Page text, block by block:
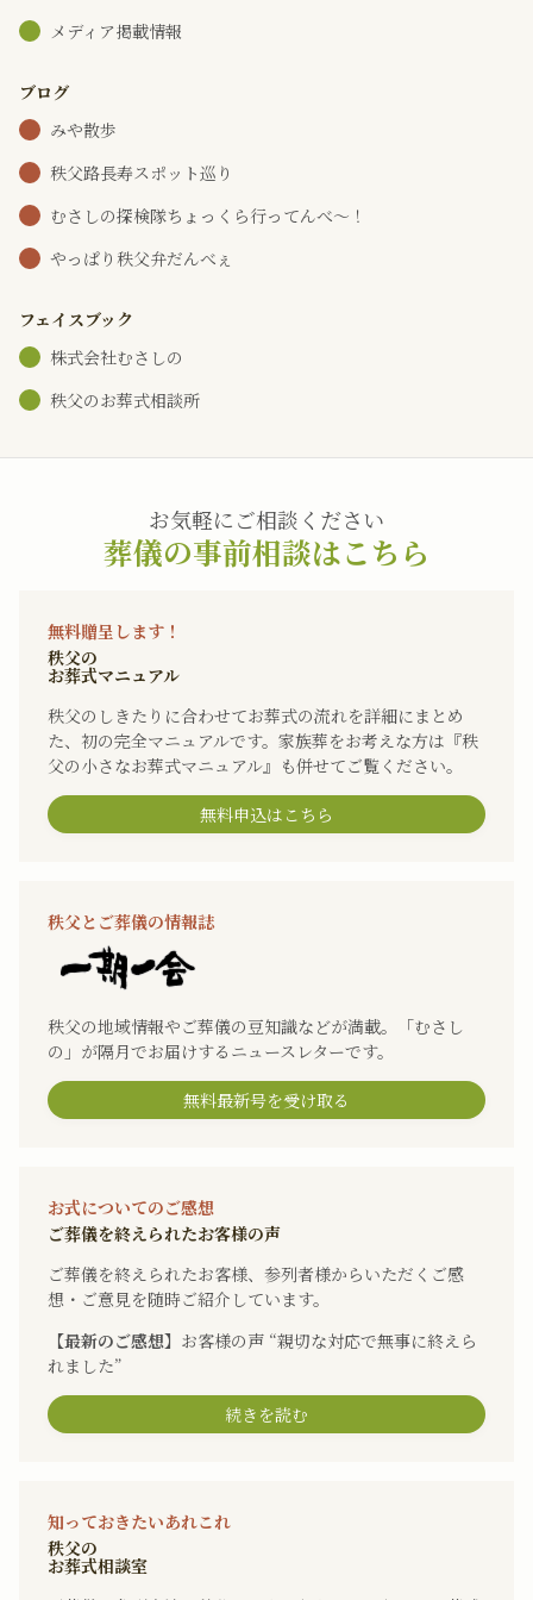
メディア掲載情報
ブログ
みや散歩
秩父路長寿スポット巡り
むさしの探検隊ちょっくら行ってんべ～！
やっぱり秩父弁だんべぇ
フェイスブック
株式会社むさしの
秩父のお葬式相談所
お気軽にご相談ください
葬儀の事前相談はこちら
無料贈呈します！
秩父の
お葬式マニュアル
秩父のしきたりに合わせてお葬式の流れを詳細にまとめ
た、初の完全マニュアルです。家族葬をお考えな方は『秩
父の小さなお葬式マニュアル』も併せてご覧ください。
無料申込はこちら
秩父とご葬儀の情報誌
秩父の地域情報やご葬儀の豆知識などが満載。「むさし
の」が隔月でお届けするニュースレターです。
無料最新号を受け取る
お式についてのご感想
ご葬儀を終えられたお客様の声
ご葬儀を終えられたお客様、参列者様からいただくご感
想・ご意見を随時ご紹介しています。
【最新のご感想】 お客様の声 “親切な対応で無事に終えら
れました”
続きを読む
知っておきたいあれこれ
秩父の
お葬式相談室